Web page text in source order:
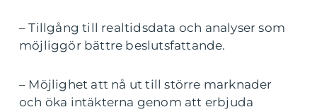
– Tillgång till realtidsdata och analyser som
möjliggör bättre beslutsfattande.
– Möjlighet att nå ut till större marknader
och öka intäkterna genom att erbjuda